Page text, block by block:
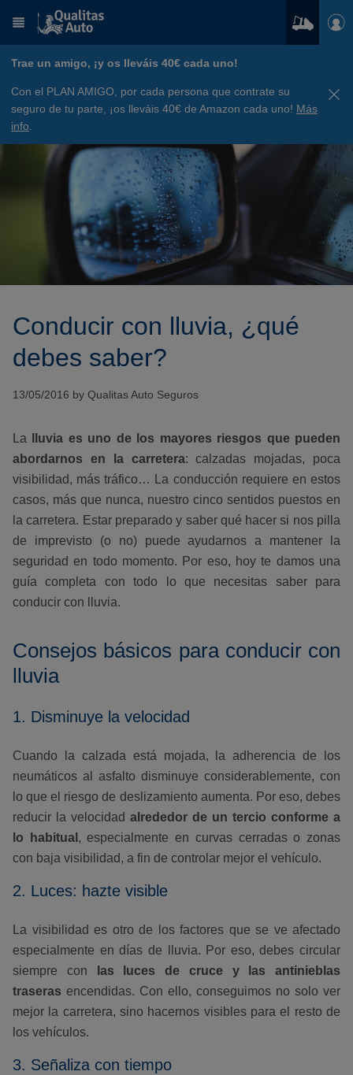
Trae un amigo, ¡y os lleváis 40€ cada uno!
Con el PLAN AMIGO, por cada persona que contrate su
seguro de tu parte, ¡os lleváis 40€ de Amazon cada uno! Más
info
Conducir con lluvia, ¿qué
debes saber?
13/05/2016 by Qualitas Auto Seguros
La
lluvia es uno de los mayores riesgos que pueden
abordarnos en la carretera: calzadas mojadas, poca
visibilidad, más tráfico… La conducción requiere en estos
casos, más que nunca, nuestro cinco sentidos puestos en
la carretera. Estar preparado y saber qué hacer si nos pilla
de imprevisto (o no) puede ayudarnos a mantener la
seguridad en todo momento. Por eso, hoy te damos una
guía completa con todo lo que necesitas saber para
conducir con lluvia.
Consejos básicos para conducir con
lluvia
1. Disminuye la velocidad
Cuando la calzada está mojada, la adherencia de los
neumáticos al asfalto disminuye considerablemente, con
lo que el riesgo de deslizamiento aumenta. Por eso, debes
reducir la velocidad alrededor de un tercio conforme a
lo habitual , especialmente en curvas cerradas o zonas
con baja visibilidad, a fin de controlar mejor el vehículo.
2. Luces: hazte visible
La visibilidad es otro de los factores que se ve afectado
especialmente en días de lluvia. Por eso, debes circular
siempre con
las luces de cruce y las antinieblas
traseras encendidas. Con ello, conseguimos no solo ver
mejor la carretera, sino hacernos visibles para el resto de
los vehículos.
3. Señaliza con tiempo